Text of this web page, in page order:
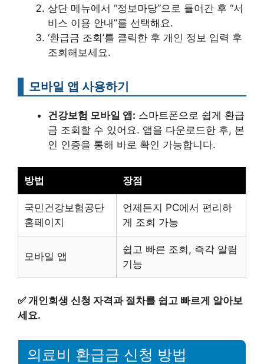
상단 메뉴에서 “정보마당”으로 들어간 후 “서
비스 이용 안내”를 선택해요.
‘환급금 조회’를 클릭한 후 개인 정보 입력 후
조회해보세요.
모바일 앱 사용하기
건강보험 모바일 앱: 스마트폰으로 쉽게 환급
금 조회할 수 있어요. 앱을 다운로드한 후, 본
인 인증을 통해 바로 확인 가능합니다.
방법 장점
국민건강보험공단
홈페이지
언제든지 PC에서 편리하
게 조회 가능
모바일 앱
쉽고 빠른 조회, 즉각 알림
기능
✅개인회생 신청 자격과 절차를 쉽고 빠르게 알아보
세요.
의료비 환급금 신청 방법